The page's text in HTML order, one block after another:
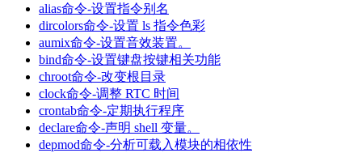
alias命令-设置指令别名
dircolors命令-设置 ls 指令色彩
aumix命令-设置音效装置。
bind命令-设置键盘按键相关功能
chroot命令-改变根目录
clock命令-调整 RTC 时间
crontab命令-定期执行程序
declare命令-声明 shell 变量。
depmod命令-分析可载入模块的相依性